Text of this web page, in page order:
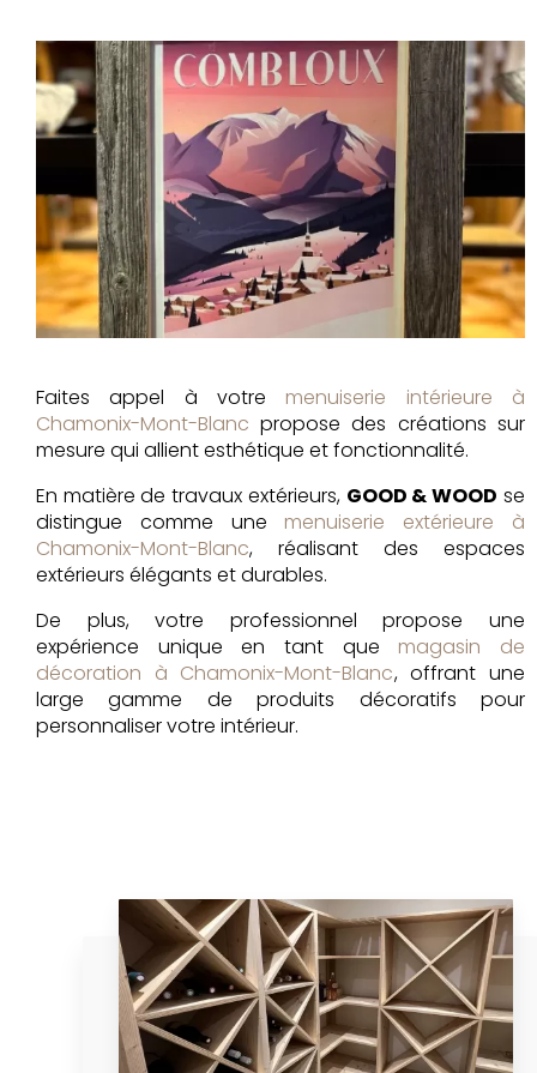
Faites appel à votre menuiserie intérieure à
Chamonix-Mont-Blanc propose des créations sur
mesure qui allient esthétique et fonctionnalité.
En matière de travaux extérieurs, GOOD & WOOD se
distingue comme une menuiserie extérieure à
Chamonix-Mont-Blanc, réalisant des espaces
extérieurs élégants et durables.
De plus, votre professionnel propose une
expérience unique en tant que magasin de
décoration à Chamonix-Mont-Blanc, offrant une
large gamme de produits décoratifs pour
personnaliser votre intérieur.